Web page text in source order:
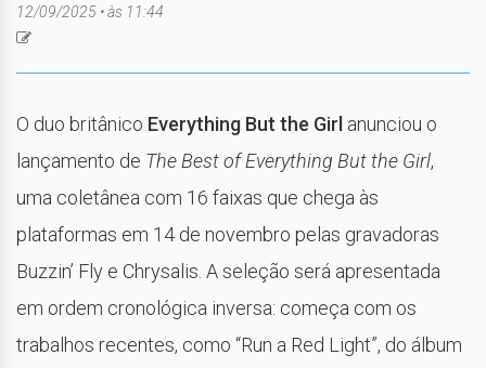
12/09/2025 • às 11:44
O duo britânico Everything But the Girl anunciou o
lançamento de The Best of Everything But the Girl,
uma coletânea com 16 faixas que chega às
plataformas em 14 de novembro pelas gravadoras
Buzzin’ Fly e Chrysalis. A seleção será apresentada
em ordem cronológica inversa: começa com os
trabalhos recentes, como “Run a Red Light”, do álbum